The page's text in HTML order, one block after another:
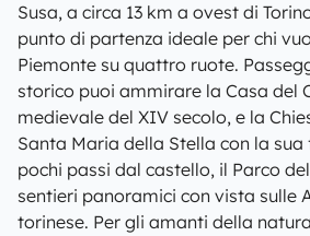
Susa, a circa 13 km a ovest di
punto di partenza ideale per chi
Piemonte su quattro ruote.
storico puoi ammirare la Casa del
medievale del XIV secolo, e la
Santa Maria della Stella con la
pochi passi dal castello, il Parco
sentieri panoramici con vista sulle
torinese. Per gli amanti della